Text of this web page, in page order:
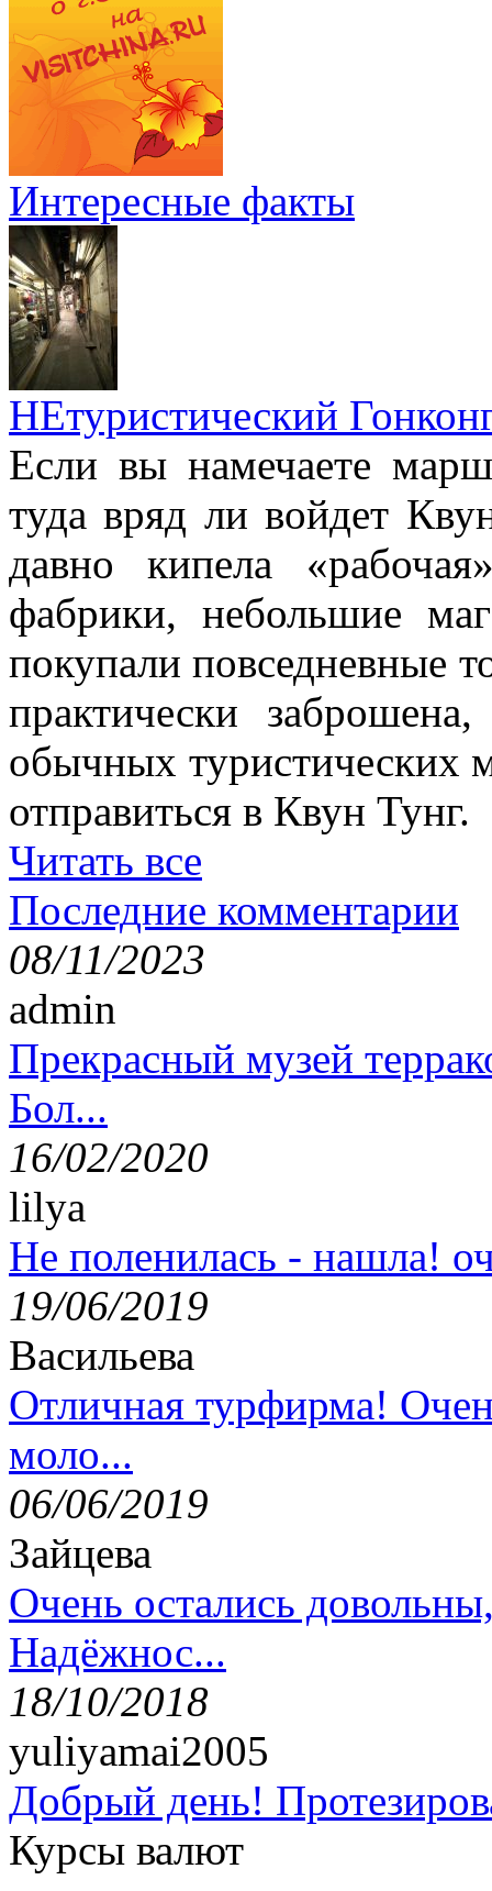
Интересные факты
НЕтуристический
Если вы намечаете
туда вряд ли войдет
давно кипела
фабрики, небольшие
покупали повседневные
практически
обычных туристических
отправиться в Квун Тунг.
Читать все
Последние комментарии
08/11/2023
admin
Прекрасный музей
Бол...
16/02/2020
lilya
Не поленилась - нашла!
19/06/2019
Васильева
Отличная турфирма!
моло...
06/06/2019
Зайцева
Очень остались
Надёжнос...
18/10/2018
yuliyamai2005
Добрый день!
Курсы валют